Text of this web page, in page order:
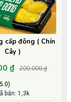
cấp đông ( Chín
Cây )
₫ 200.000 ₫
bán: 1,3k